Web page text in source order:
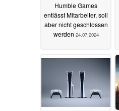
Humble Games
entlässt Mitarbeiter, soll
aber nicht geschlossen
werden 24.07.2024